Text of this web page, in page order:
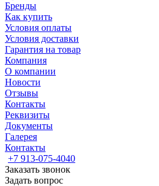
Бренды
Как купить
Условия оплаты
Условия доставки
Гарантия на товар
Компания
О компании
Новости
Отзывы
Контакты
Реквизиты
Документы
Галерея
Контакты
+7 913-075-4040
Заказать звонок
Задать вопрос